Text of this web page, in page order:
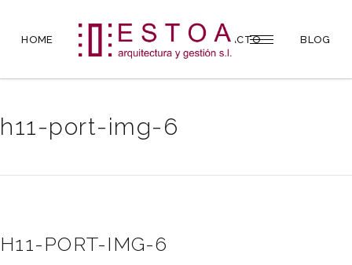
HOME PROYECTOS CONTACTO BLOG
h11-port-img-6
H11-PORT-IMG-6